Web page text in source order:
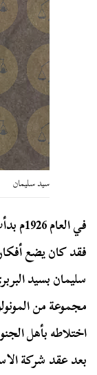
سيد سليمان
في
فقد كان يضع
سليمان بسيد
مجموعة من
اختلاطه بأهل
بعد عقد شركة